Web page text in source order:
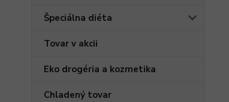
Špeciálna diéta
Tovar v akcii
Eko drogéria a kozmetika
Chladený tovar